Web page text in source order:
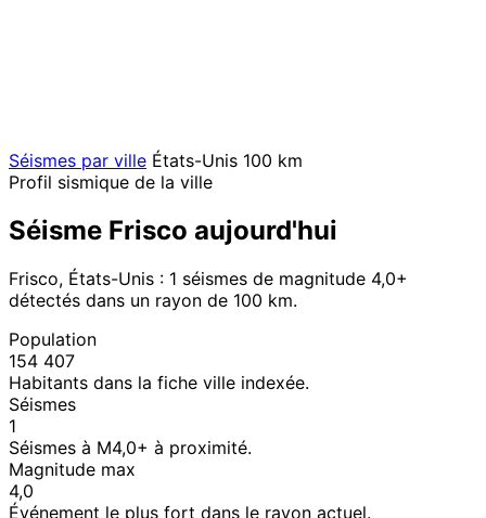
Séismes par ville États-Unis 100 km
Profil sismique de la ville
Séisme Frisco aujourd'hui
Frisco, États-Unis : 1 séismes de magnitude 4,0+
détectés dans un rayon de 100 km.
Population
154 407
Habitants dans la fiche ville indexée.
Séismes
1
Séismes à M4,0+ à proximité.
Magnitude max
4,0
Événement le plus fort dans le rayon actuel.